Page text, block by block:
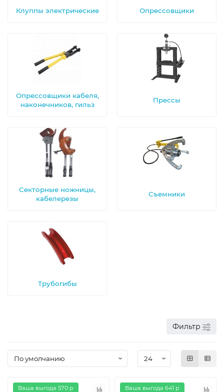
Клуппы электрические Опрессовщики
Опрессовщики кабеля,
наконечников, гильз
Прессы
Секторные ножницы,
кабелерезы
Съемники
Трубогибы
Фильтр
Ваша выгода 570 р Ваша выгода 641 р